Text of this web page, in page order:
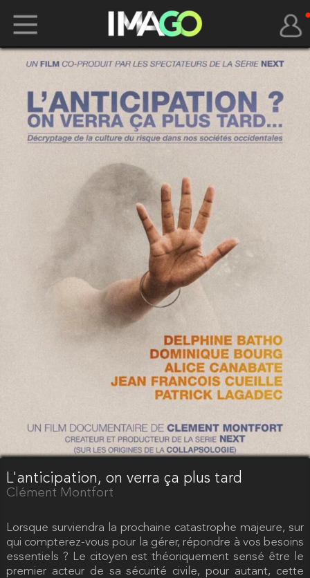
L'anticipation, on verra ça plus tard
Clément Montfort
Lorsque surviendra la prochaine catastrophe majeure, sur
qui compterez-vous pour la gérer, répondre à vos besoins
essentiels ? Le citoyen est théoriquement sensé être le
premier acteur de sa sécurité civile, pour autant, cette